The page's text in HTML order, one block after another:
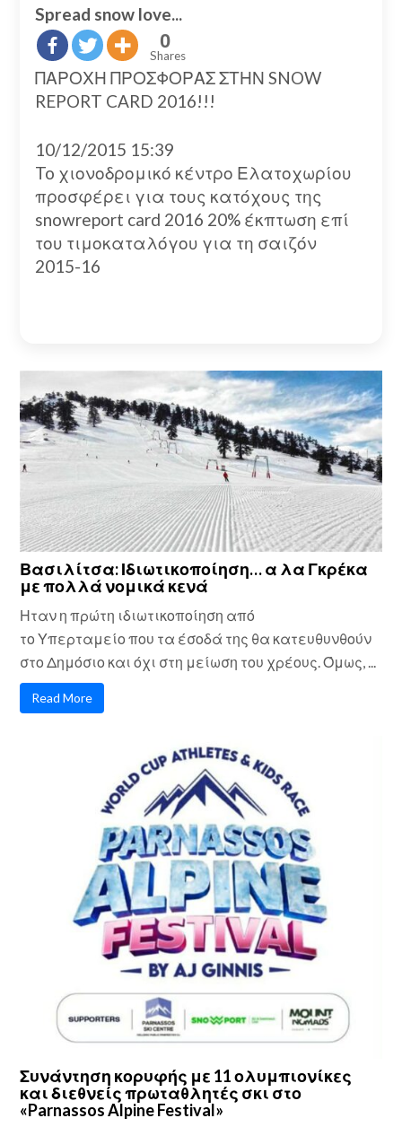
Spread snow love...
0
Shares
ΠΑΡΟΧΗ ΠΡΟΣΦΟΡΑΣ ΣΤΗΝ SNOW
REPORT CARD 2016!!!
10/12/2015 15:39
To χιονοδρομικό κέντρο Ελατοχωρίου
προσφέρει για τους κατόχους της
snowreport card 2016 20% έκπτωση επί
του τιμοκαταλόγου για τη σαιζόν
2015-16
Βασιλίτσα: Ιδιωτικοποίηση… α λα Γκρέκα
με πολλά νομικά κενά
Ηταν η πρώτη ιδιωτικοποίηση από
το Υπερταμείο που τα έσοδά της θα κατευθυνθούν
στο Δημόσιο και όχι στη μείωση του χρέους. Όμως, ...
Read More
Συνάντηση κορυφής με 11 ολυμπιονίκες
και διεθνείς πρωταθλητές σκι στο
«Parnassos Alpine Festival»